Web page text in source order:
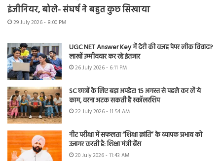
इंजीनियर, बोले- संघर्ष ने बहुत कुछ सिखाया
29 July 2026 - 8:00 PM
UGC NET Answer Key में देरी की वजह पेपर लीक विवाद?
लाखों उम्मीदवार कर रहे इंतजार
26 July 2026 - 6:11 PM
SC छात्रों के लिए बड़ा अपडेट! 15 अगस्त से पहले कर लें ये
काम, वरना अटक सकती है स्कॉलरशिप
22 July 2026 - 11:54 AM
नीट परीक्षा में सफलता “शिक्षा क्रांति” के व्यापक प्रभाव को
उजागर करती है: शिक्षा मंत्री बैंस
20 July 2026 - 11:43 AM